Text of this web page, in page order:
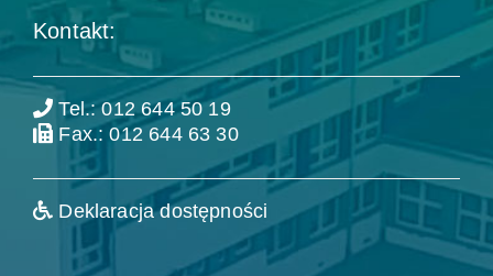
Kontakt:
Tel.: 012 644 50 19
Fax.: 012 644 63 30
Deklaracja dostępności